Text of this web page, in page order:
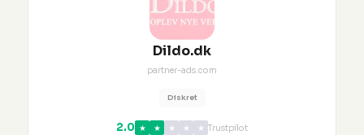
Dildo.dk
partner-ads.com
Diskret
2.0 ★ ★ ★ ★ ★ Trustpilot